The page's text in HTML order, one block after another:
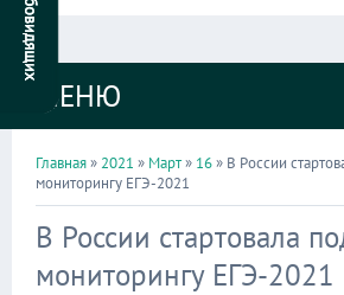
МЕНЮ
Главная» 2021 » Март» 16» В России
мониторингу ЕГЭ-2021
В России стартовала
мониторингу ЕГЭ-2021